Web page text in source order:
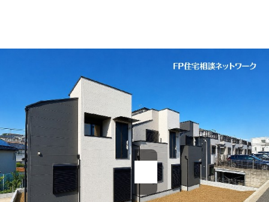
1分簡単！
来店予約
お問い合わせ